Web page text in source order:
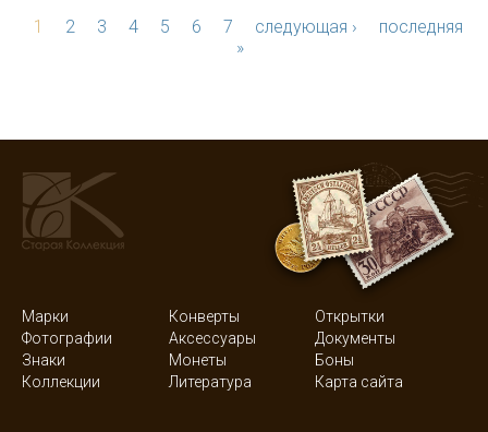
1 2 3 4 5 6 7 следующая ›
последняя
»
Марки Конверты
Открытки
Фотографии
Аксессуары
Документы
Знаки
Монеты
Боны
Коллекции
Литература Карта сайта